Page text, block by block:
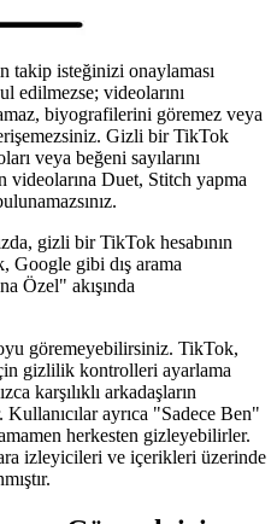
takip isteğinizi onaylaması
edilmezse; videolarını
biyografilerini göremez veya
Gizli bir TikTok
veya beğeni sayılarını
videolarına Duet, Stitch yapma
gizli bir TikTok hesabının
Google gibi dış arama
Özel" akışında
göremeyebilirsiniz. TikTok,
gizlilik kontrolleri ayarlama
karşılıklı arkadaşların
Kullanıcılar ayrıca "Sadece Ben"
herkesten gizleyebilirler.
izleyicileri ve içerikleri üzerinde